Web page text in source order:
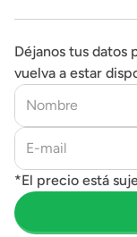
Déjanos tus datos
vuelva a estar